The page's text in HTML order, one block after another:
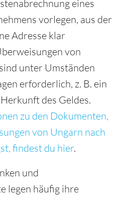
eines
vorlegen, aus der
Adresse klar
von
unter Umständen
erforderlich, z. B. ein
des Geldes.
zu den Dokumenten,
von Ungarn nach
findest du hier.
und
legen häufig ihre